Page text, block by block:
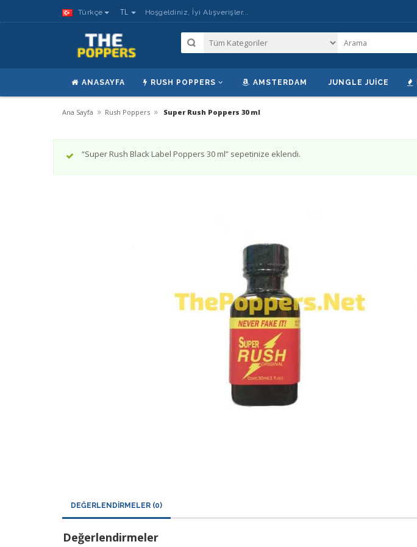
Türkçe TL Hoşgeldiniz, İyi Alışverişler...
ANASAYFA RUSH POPPERS AMSTERDAM JUNGLE JUICE
Ana Sayfa » Rush Poppers » Super Rush Poppers 30 ml
“Super Rush Black Label Poppers 30 ml” sepetinize eklendi.
DEĞERLENDIRMELER (0)
Değerlendirmeler